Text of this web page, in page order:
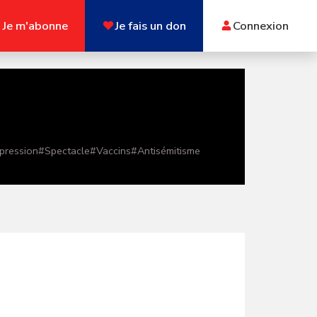
Je m'abonne Je fais un don Connexion
#Spectacle#Vaccins#Antisémitisme